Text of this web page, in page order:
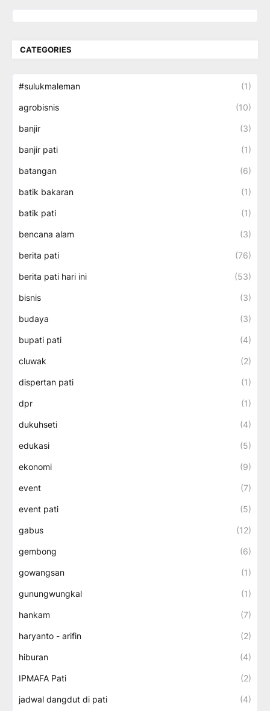
CATEGORIES
#sulukmaleman (1)
agrobisnis (10)
banjir (3)
banjir pati (1)
batangan (6)
batik bakaran (1)
batik pati (1)
bencana alam (3)
berita pati (76)
berita pati hari ini (53)
bisnis (3)
budaya (3)
bupati pati (4)
cluwak (2)
dispertan pati (1)
dpr (1)
dukuhseti (4)
edukasi (5)
ekonomi (9)
event (7)
event pati (5)
gabus (12)
gembong (6)
gowangsan (1)
gunungwungkal (1)
hankam (7)
haryanto - arifin (2)
hiburan (4)
IPMAFA Pati (2)
jadwal dangdut di pati (4)